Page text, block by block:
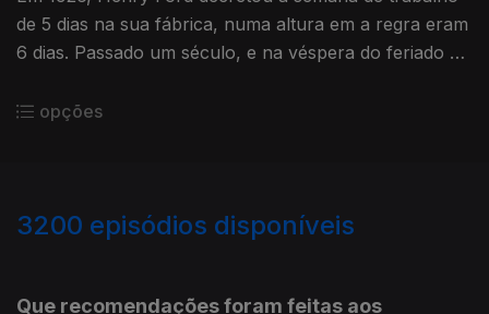
de 5 dias na sua fábrica, numa altura em a regra eram
6 dias. Passado um século, e na véspera do feriado do
sentido?
opções
3200 episódios disponíveis
Que recomendações foram feitas aos